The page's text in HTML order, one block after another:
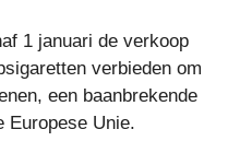
1 januari de verkoop
verbieden om
een baanbrekende
Europese Unie.